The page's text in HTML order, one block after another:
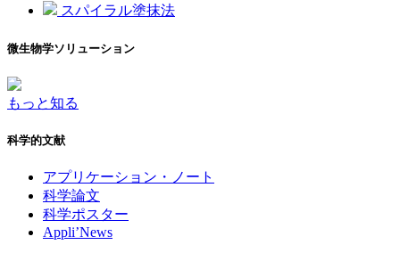
スパイラル塗抹法
微生物学ソリューション
もっと知る
科学的文献
アプリケーション・ノート
科学論文
科学ポスター
Appli’News